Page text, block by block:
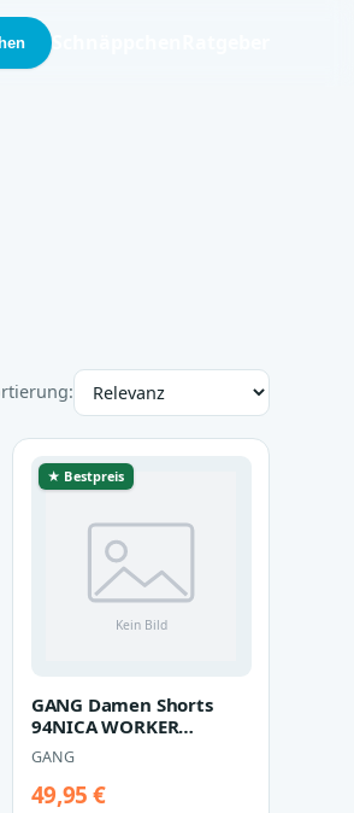
★ Bestpreis
GANG Damen Shorts
94NICA WORKER
SHORTS - loose fit Hose
asparagus
GANG
49,95 €